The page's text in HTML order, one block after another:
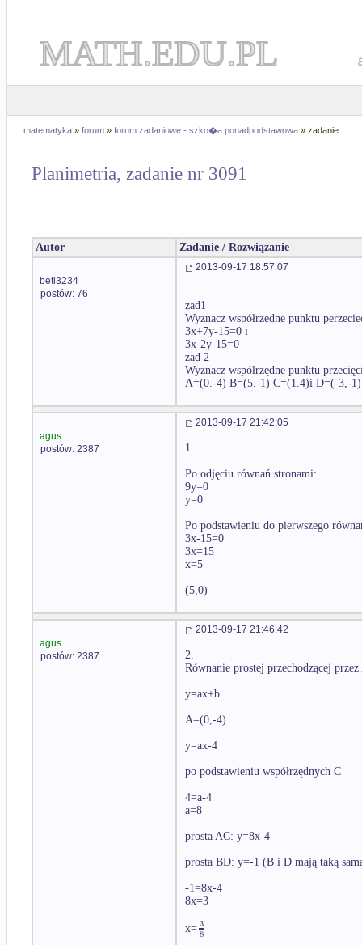
MATH.EDU.PL
matematyka » forum » forum zadaniowe - szko�a ponadpodstawowa » zadanie
Planimetria, zadanie nr 3091
Autor Zadanie / Rozwiązanie
beti3234
postów: 76
2013-09-17 18:57:07
zad1
Wyznacz współrzedne punktu
3x+7y-15=0 i
3x-2y-15=0
zad 2
Wyznacz współrzędne punktu
A=(0.-4) B=(5.-1) C=(1.4)i D=(-3,-1)
agus
postów: 2387
2013-09-17 21:42:05
1.
Po odjęciu równań stronami:
9y=0
y=0
Po podstawieniu do pierwszego
3x-15=0
3x=15
x=5
(5,0)
agus
postów: 2387
2013-09-17 21:46:42
2.
Równanie prostej przechodzącej
y=ax+b
A=(0,-4)
y=ax-4
po podstawieniu współrzędnych C
4=a-4
a=8
prosta AC: y=8x-4
prosta BD: y=-1 (B i D mają taką
-1=8x-4
8x=3
x= 3
8